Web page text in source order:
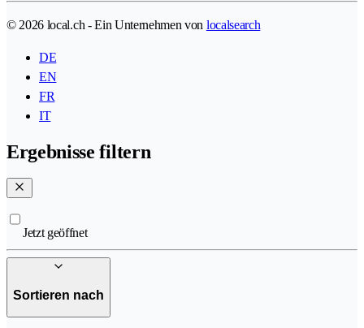
© 2026 local.ch - Ein Unternehmen von localsearch
DE
EN
FR
IT
Ergebnisse filtern
Jetzt geöffnet
Sortieren nach